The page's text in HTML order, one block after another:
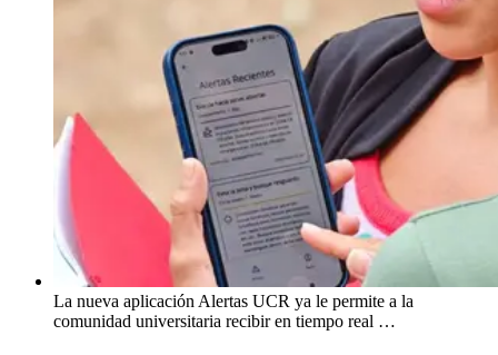
La nueva aplicación Alertas UCR ya le permite a la
comunidad universitaria recibir en tiempo real …